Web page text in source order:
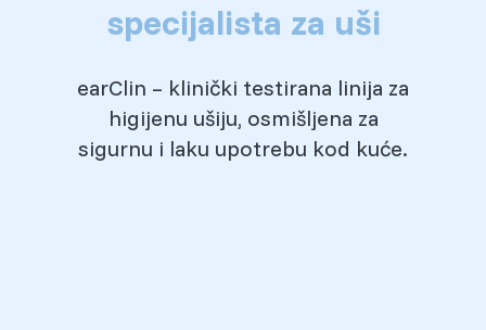
specijalista za uši
earClin – klinički testirana linija za
higijenu ušiju, osmišljena za
sigurnu i laku upotrebu kod kuće.